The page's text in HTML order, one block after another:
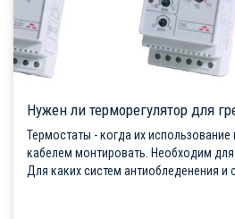
Нужен ли терморегулятор для
Термостаты - когда их
кабелем монтировать. Необходим
Для каких систем антиобледенения и